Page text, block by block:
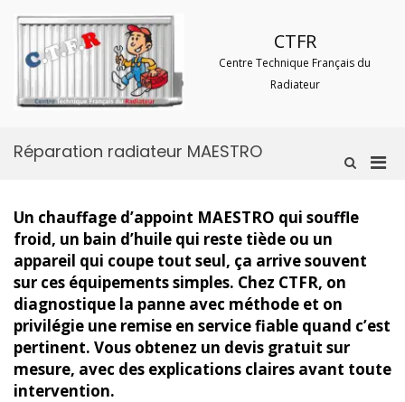
CTFR
Centre Technique Français du
Radiateur
Afficher
de
recherche
Réparation radiateur MAESTRO
Un chauffage d’appoint MAESTRO qui souffle
froid, un bain d’huile qui reste tiède ou un
appareil qui coupe tout seul, ça arrive souvent
sur ces équipements simples. Chez CTFR, on
diagnostique la panne avec méthode et on
privilégie une remise en service fiable quand c’est
pertinent. Vous obtenez un devis gratuit sur
mesure, avec des explications claires avant toute
intervention.